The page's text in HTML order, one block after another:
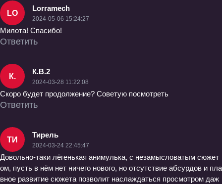
LO
Lorramech
2024-05-06 15:24:27
Милота! Спасибо!
Ответить
К.
К.В.2
2024-03-28 11:22:08
Скоро будет продолжение? Советую посмотреть
Ответить
ТИ
Тирель
2024-03-24 22:45:47
Довольно-таки лёгенькая анимулька, с незамысловатым сюжет
ом, пусть в нём нет ничего нового, но отсутствие абсурдов и пла
вное развитие сюжета позволит наслаждаться просмотром даж